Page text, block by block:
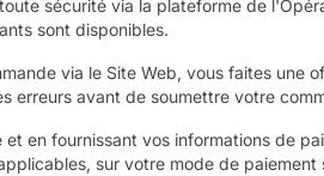
sécurité via la plateforme de
sont disponibles.
via le Site Web, vous faites
erreurs avant de soumettre votre
et en fournissant vos informations de
sur votre mode de paiement